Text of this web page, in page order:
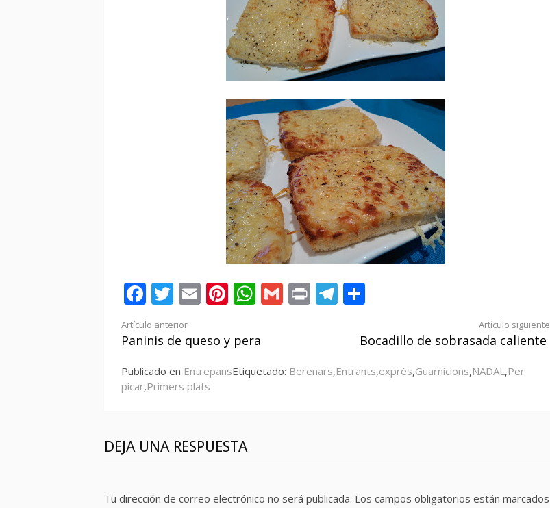
Facebook
Twitter
EmailPinterest
WhatsApp
GmailPrintTelegram
Seguir
leyendo
Artículo anterior
Paninis de queso y pera
Artículo siguiente
Bocadillo de sobrasada caliente
Publicado en EntrepansEtiquetado: Berenars,Entrants,exprés,Guarnicions,NADAL ,Per
picar,Primers plats
DEJA UNA RESPUESTA
Tu dirección de correo electrónico no será publicada. Los campos obligatorios están marcados